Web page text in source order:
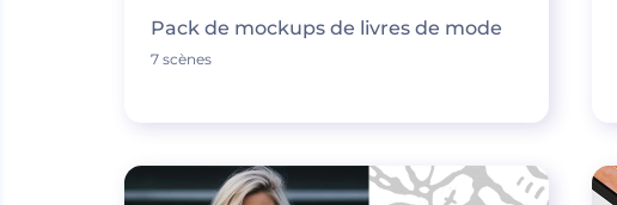
Pack de mockups de livres de mode
7 scènes